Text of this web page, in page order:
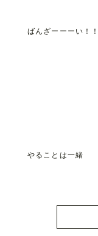
ばんざーーーい！！
やることは一緒